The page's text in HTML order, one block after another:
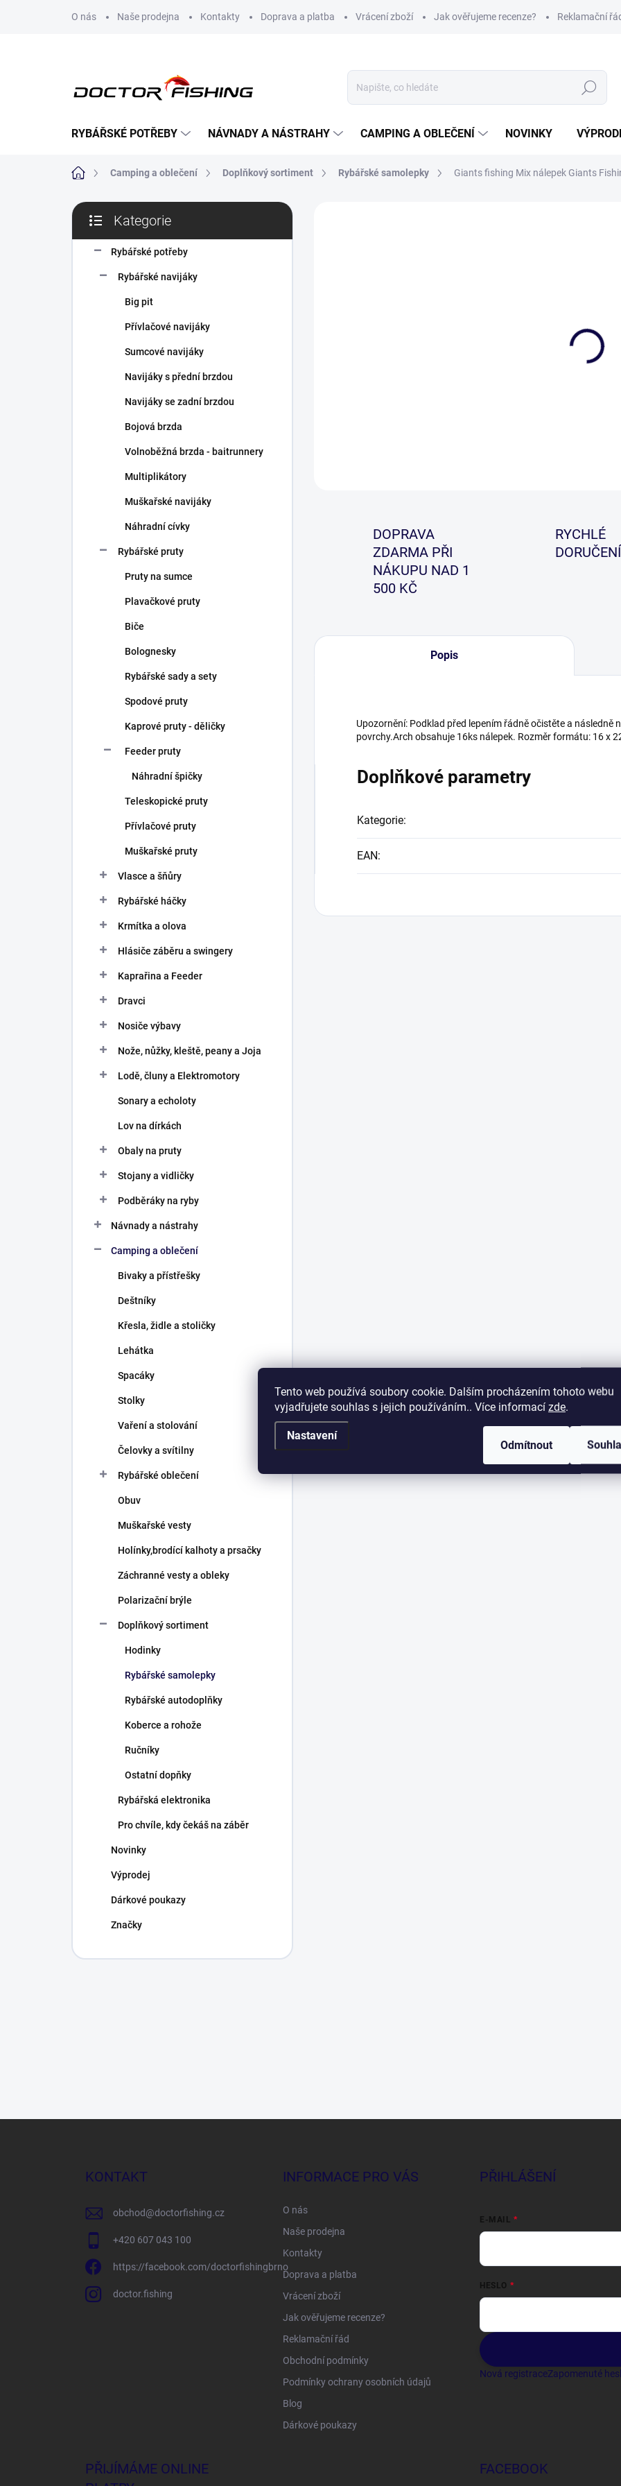
Tento web používá soubory cookie. Dalším procházením tohoto webu
vyjadřujete souhlas s jejich používáním.. Více informací zde.
Nastavení
Odmítnout
O nás Naše prodejna Kontakty Doprava a platba Vrácení zboží Jak ověřujeme recenze? Reklamační
Hledat
RYBÁŘSKÉ POTŘEBY NÁVNADY A NÁSTRAHY CAMPING A OBLEČENÍ NOVINKY
Domů Camping a oblečení Doplňkový sortiment Rybářské samolepky Giants fishing Mix nálepek Giants
P
s
kategorie
Kategorie
Rybářské potřeby
Rybářské navijáky
Big pit
Přívlačové navijáky
Sumcové navijáky
Navijáky s přední brzdou
Navijáky se zadní brzdou
Bojová brzda
Volnoběžná brzda - baitrunnery
Multiplikátory
Muškařské navijáky
Náhradní cívky
Rybářské pruty
Pruty na sumce
Plavačkové pruty
Biče
Bolognesky
Rybářské sady a sety
Spodové pruty
Kaprové pruty - děličky
Feeder pruty
Náhradní špičky
Teleskopické pruty
Přívlačové pruty
Muškařské pruty
Vlasce a šňůry
Rybářské háčky
Krmítka a olova
Hlásiče záběru a swingery
Kaprařina a Feeder
Dravci
Nosiče výbavy
Nože, nůžky, kleště, peany a Joja
Lodě, čluny a Elektromotory
Sonary a echoloty
Lov na dírkách
Obaly na pruty
Stojany a vidličky
Podběráky na ryby
Návnady a nástrahy
Camping a oblečení
Bivaky a přístřešky
Deštníky
Křesla, židle a stoličky
Lehátka
Spacáky
Stolky
Vaření a stolování
Čelovky a svítilny
Rybářské oblečení
Obuv
Muškařské vesty
Holínky,brodící kalhoty a prsačky
Záchranné vesty a obleky
Polarizační brýle
Doplňkový sortiment
Hodinky
Rybářské samolepky
Rybářské autodoplňky
Koberce a rohože
Ručníky
Ostatní dopňky
Rybářská elektronika
Pro chvíle, kdy čekáš na záběr
Novinky
Výprodej
Dárkové poukazy
Značky
DOPRAVA
ZDARMA PŘI
NÁKUPU NAD 1
500 KČ
RYCHLÉ
DORUČENÍ
Popis
Upozornění: Podklad před lepením řádně očistěte a následně
povrchy.Arch obsahuje 16ks nálepek. Rozměr formátu: 16 x
Doplňkové parametry
Kategorie:
EAN:
KONTAKT
obchod@doctorfishing.cz
+420 607 043 100
https://facebook.com/doctorfishingbrno
doctor.fishing
INFORMACE PRO VÁS
O nás
Naše prodejna
Kontakty
Doprava a platba
Vrácení zboží
Jak ověřujeme recenze?
Reklamační řád
Obchodní podmínky
Podmínky ochrany osobních údajů
Blog
Dárkové poukazy
PŘIHLÁŠENÍ
E-MAIL
HESLO
Nová registraceZapomenuté
PŘIJÍMÁME ONLINE
FACEBOOK